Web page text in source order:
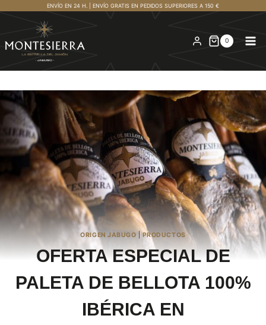
contenido
ENVÍO EN 24 H. | ENVÍO GRATIS EN PEDIDOS SUPERIORES A 150 €
0
ORIGEN JABUGO |PRODUCTOS
OFERTA ESPECIAL DE
PALETA DE BELLOTA 100%
IBÉRICA EN